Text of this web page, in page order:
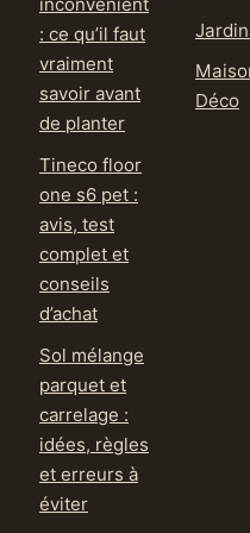
: ce qu’il faut
vraiment
savoir avant
de planter
Tineco floor
one s6 pet :
avis, test
complet et
conseils
d’achat
Sol mélange
parquet et
carrelage :
idées, règles
et erreurs à
éviter
Déco